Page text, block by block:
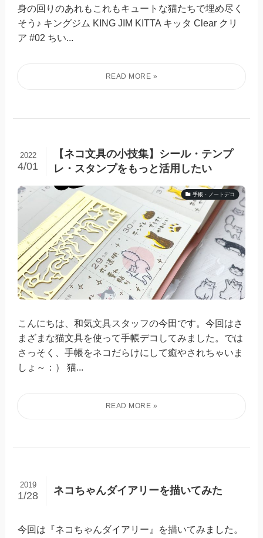
身の回りのあれもこれもキュートな猫たちで埋め尽く
そう♪ キングジム KING JIM KITTA キッタ Clear クリ
ア #02 ちい...
【ネコ文具の小技集】シール・テンプ
レ・スタンプをもっと活用したい
2022
4/01
手帳・ノートデコ
こんにちは、和気文具スタッフの今田です。今回はさ
まざまな猫文具を使って手帳デコしてみました。では
さっそく、手帳をネコだらけにして癒やされちゃいま
しょ～：） 猫...
ネコちゃんダイアリーを描いてみた
2019
1/28
今回は『ネコちゃんダイアリー』を描いてみました。